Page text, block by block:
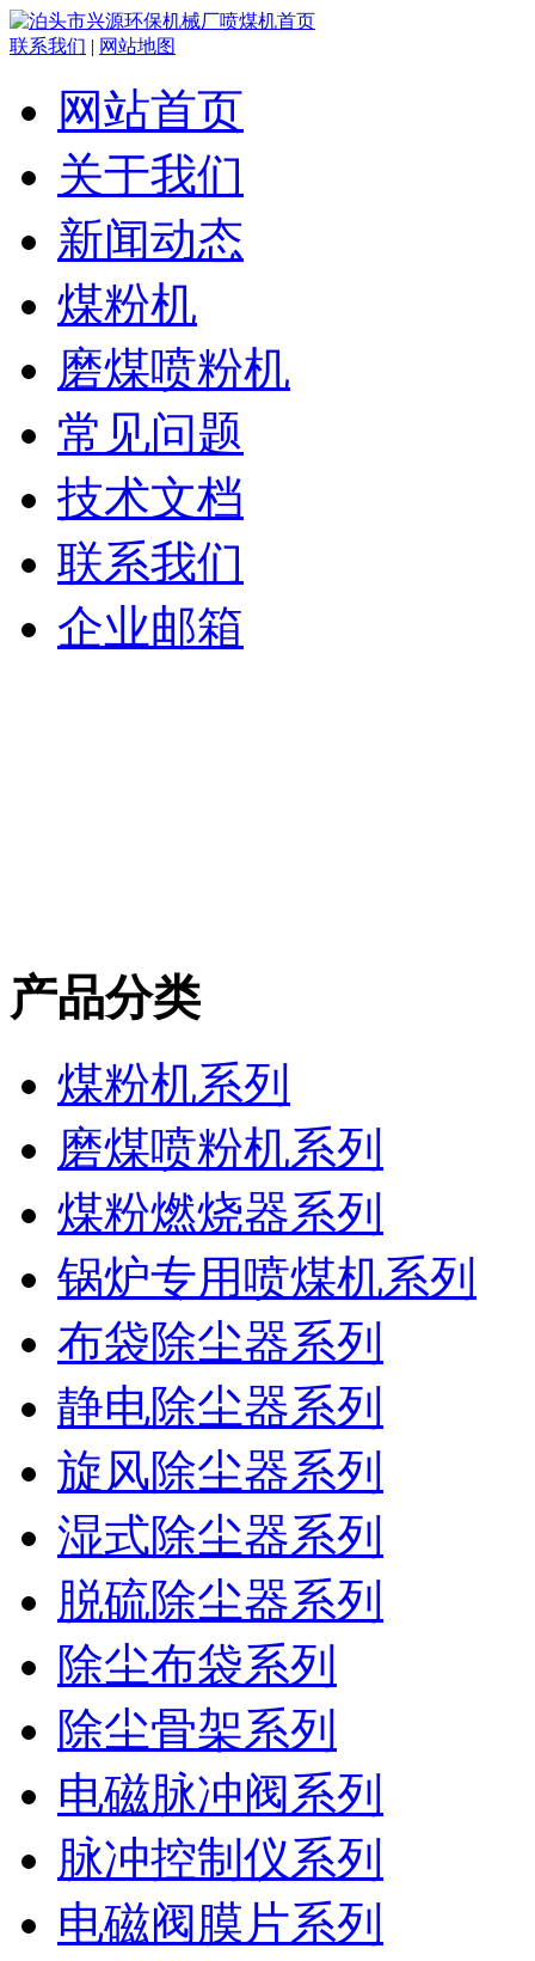
联系我们 | 网站地图
网站首页
关于我们
新闻动态
煤粉机
磨煤喷粉机
常见问题
技术文档
联系我们
企业邮箱
产品分类
煤粉机系列
磨煤喷粉机系列
煤粉燃烧器系列
锅炉专用喷煤机系列
布袋除尘器系列
静电除尘器系列
旋风除尘器系列
湿式除尘器系列
脱硫除尘器系列
除尘布袋系列
除尘骨架系列
电磁脉冲阀系列
脉冲控制仪系列
电磁阀膜片系列